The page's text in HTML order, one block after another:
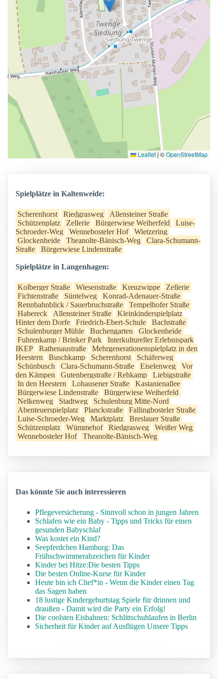
Leaflet | ©OpenStreetMap
Spielplätze in Kaltenweide:
Scherenhorst Riedgrasweg
Allensteiner Straße
Schützenplatz
Zellerie Bürgerwiese Weiherfeld
Luise-
Schroeder-Weg
Wennebosteler Hof
Wietzering
Glockenheide
Theanolte-Bänisch-Weg
Clara-Schumann-
Straße
Bürgerwiese Lindenstraße
Spielplätze in Langenhagen:
Kolberger Straße Wiesenstraße Kreuzwippe
Zellerie
Fichtenstraße
Süntelweg
Konrad-Adenauer-Straße
Rennbahnblick / Sauerbruchstraße
Tempelhofer Straße
Habereck
Allensteiner Straße
Kleinkinderspielplatz
Hinter dem Dorfe
Friedrich-Ebert-Schule
Bachstraße
Schulenburger Mühle
Buchengarten
Glockenheide
Fuhrenkamp / Brinker Park
Interkultureller Erlebnispark
IKEP
Rathenaustraße
Mehrgenerationenspielplatz in den
Heestern
Buschkamp Scherenhorst
Schäferweg
Schünbusch
Clara-Schumann-Straße Eiselenweg
Vor
den Kämpen
Gutenbergstraße / Rehkamp
Liebigstraße
In den Heestern
Lohausener Straße
Kastanienallee
Bürgerwiese Lindenstraße
Bürgerwiese Weiherfeld
Nelkenweg
Stadtweg
Schulenburg Mitte-Nord
Abenteuerspielplatz
Planckstraße
Fallingbosteler Straße
Luise-Schroeder-Weg
Marktplatz
Breslauer Straße
Schützenplatz
Wümmehof Riedgrasweg
Weißer Weg
Wennebosteler Hof
Theanolte-Bänisch-Weg
Das könnte Sie auch interessieren
Pflegeversicherung - Sinnvoll schon in jungen Jahren
Schlafen wie ein Baby - Tipps und Tricks für einen
gesunden Babyschlaf
Was kostet ein Kind?
Seepferdchen Hamburg: Das
Frühschwimmerabzeichen für Kinder
Kinder bei Hitze:Die besten Tipps
Die besten Online-Kurse für Kinder
Heute bin ich Chef*in - Wenn die Kinder einen Tag
das Sagen haben
18 lustige Kindergeburtstag Spiele für drinnen und
draußen - Damit wird die Party ein Erfolg!
Die coolsten Eisbahnen: Schlittschuhlaufen in Berlin
Sicherheit für Kinder auf Ausflügen Unsere Tipps